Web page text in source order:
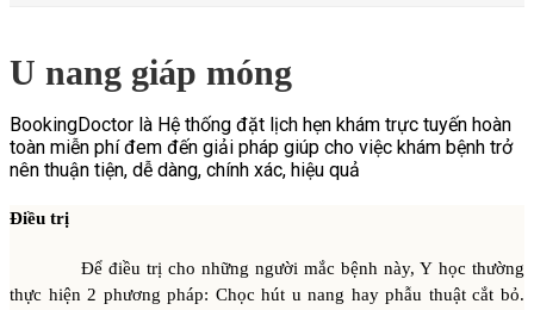
U nang giáp móng
BookingDoctor là Hệ thống đặt lịch hẹn khám trực tuyến hoàn
toàn miễn phí đem đến giải pháp giúp cho việc khám bệnh trở
nên thuận tiện, dễ dàng, chính xác, hiệu quả
Điều trị
Để điều trị cho những người mắc bệnh này, Y học thường
thực hiện 2 phương pháp: Chọc hút u nang hay phẫu thuật cắt bỏ.